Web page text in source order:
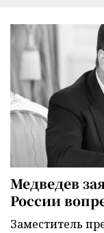
Медведев
России
Заместитель